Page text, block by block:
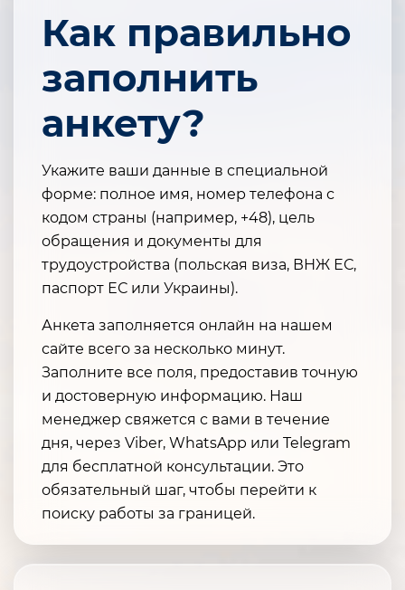
Как правильно
заполнить
анкету?
Укажите ваши данные в специальной
форме: полное имя, номер телефона с
кодом страны (например, +48), цель
обращения и документы для
трудоустройства (польская виза, ВНЖ ЕС,
паспорт ЕС или Украины).
Анкета заполняется онлайн на нашем
сайте всего за несколько минут.
Заполните все поля, предоставив точную
и достоверную информацию. Наш
менеджер свяжется с вами в течение
дня, через Viber, WhatsApp или Telegram
для бесплатной консультации. Это
обязательный шаг, чтобы перейти к
поиску работы за границей.